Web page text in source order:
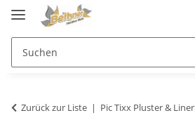
Zurück zur Liste Pic Tixx Pluster &